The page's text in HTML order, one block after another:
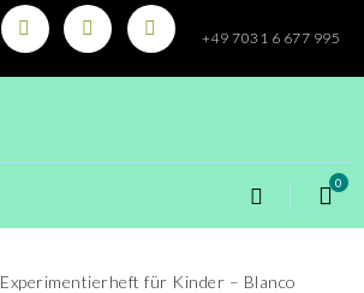
+49 7031 6 677 995
0
Experimentierheft für Kinder – Blanco